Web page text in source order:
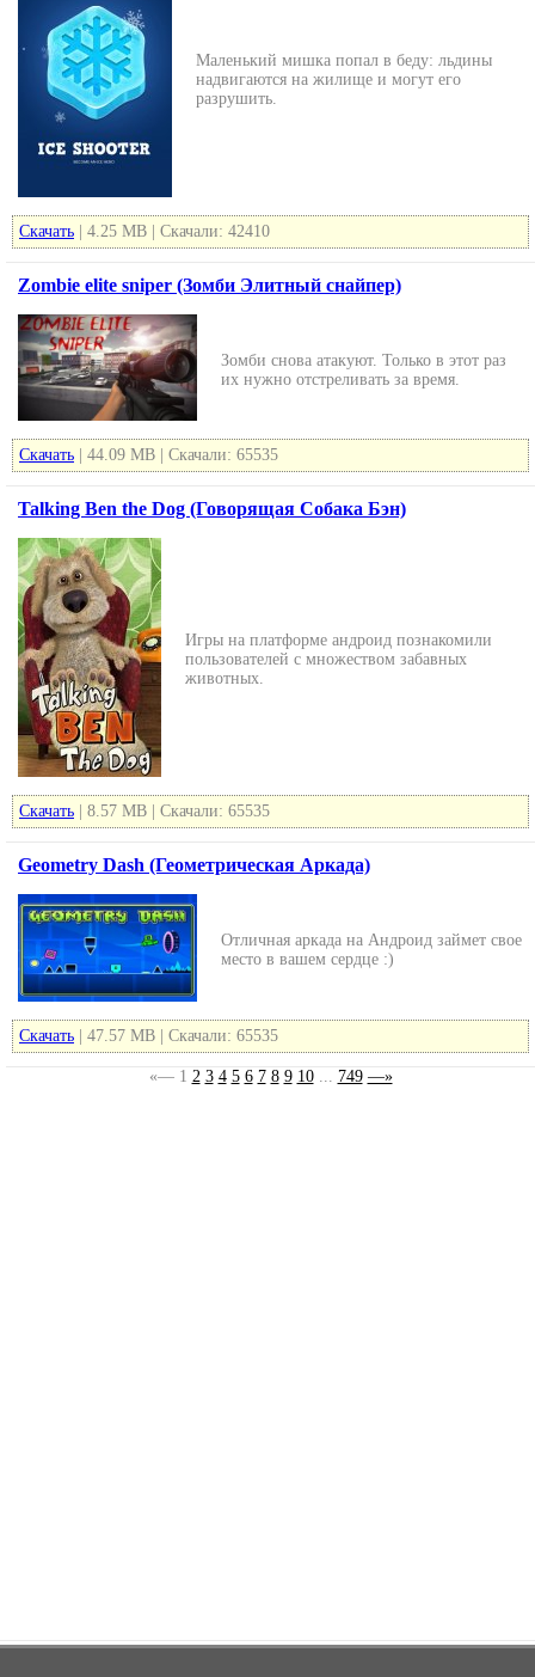
Маленький мишка попал в беду: льдины
надвигаются на жилище и могут его
разрушить.
Скачать | 4.25 MB | Скачали: 42410
Zombie elite sniper (Зомби Элитный снайпер)
Зомби снова атакуют. Только в этот раз
их нужно отстреливать за время.
Скачать | 44.09 MB | Скачали: 65535
Talking Ben the Dog (Говорящая Собака Бэн)
Игры на платформе андроид познакомили
пользователей с множеством забавных
животных.
Скачать | 8.57 MB | Скачали: 65535
Geometry Dash (Геометрическая Аркада)
Отличная аркада на Андроид займет свое
место в вашем сердце :)
Скачать | 47.57 MB | Скачали: 65535
«— 1 2 3 4 5 6 7 8 9 10 ... 749 —»